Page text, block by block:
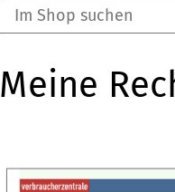
Meine